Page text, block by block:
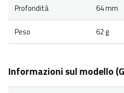
Profondità 64 mm
Peso 62 g
Informazioni sul modello